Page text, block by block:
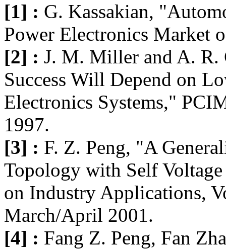
[1] : G. Kassakian,
Power Electronics Market
[2] : J. M. Miller and A. R.
Success Will Depend on
Electronics Systems,"
1997.
[3] : F. Z. Peng, "A
Topology with Self
on Industry Applications,
March/April 2001.
[4] : Fang Z. Peng, Fan